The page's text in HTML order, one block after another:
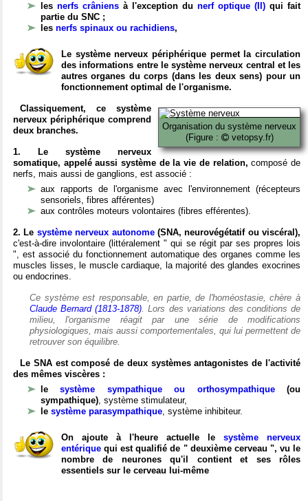
les nerfs crâniens à l'exception du nerf optique (II) qui fait
partie du SNC ;
les nerfs spinaux ou rachidiens,
Le système nerveux périphérique permet la circulation
des informations entre le système nerveux central et les
autres organes du corps (dans les deux sens) pour un
fonctionnement optimal de l'organisme.
Organisation du système nerveux
(Figure :
vetopsy.fr)
Classiquement, ce système
nerveux périphérique comprend
deux branches.
1. Le système nerveux
somatique, appelé aussi système de la vie de relation, composé de
nerfs, mais aussi de ganglions, est associé :
aux rapports de l'organisme avec l'environnement (récepteurs
sensoriels, fibres afférentes)
aux contrôles moteurs volontaires (fibres efférentes).
2. Le système nerveux autonome(SNA, neurovégétatif ou viscéral),
c'est-à-dire involontaire (littéralement " qui se régit par ses propres lois
", est associé du fonctionnement automatique des organes comme les
muscles lisses, le muscle cardiaque, la majorité des glandes exocrines
ou endocrines.
Ce système est responsable, en partie, de l'homéostasie, chère à
Claude Bernard (1813-1878). Lors des variations des conditions de
milieu, l'organisme réagit par une série de modifications
physiologiques, mais aussi comportementales, qui lui permettent de
retrouver son équilibre.
Le SNA est composé de deux systèmes antagonistes de l'activité
des mêmes viscères :
lesystème sympathique ou orthosympathique(ou
sympathique), système stimulateur,
le système parasympathique, système inhibiteur.
On ajoute à l'heure actuelle le système nerveux
entérique qui est qualifié de " deuxième cerveau ", vu le
nombre de neurones qu'il contient et ses rôles
essentiels sur le cerveau lui-même